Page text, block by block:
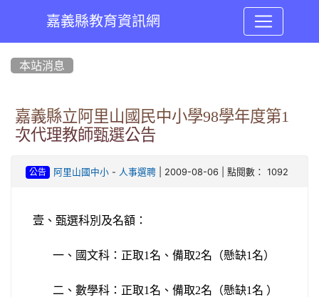
嘉義縣教育資訊網
本站消息
嘉義縣立阿里山國民中小學98學年度第1
次代理教師甄選公告
公告 阿里山國中小- 人事選聘| 2009-08-06 | 點閱數： 1092
壹、甄選科別及名額：
一、國文科：正取1名、備取2名（懸缺1名）
二、數學科：正取1名、備取2名（懸缺1名 ）